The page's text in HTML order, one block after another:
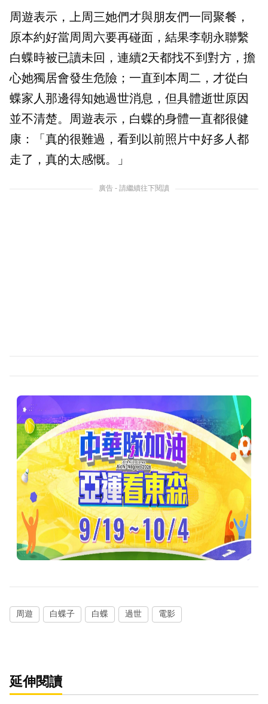
周遊表示，上周三她們才與朋友們一同聚餐，
原本約好當周周六要再碰面，結果李朝永聯繫
白蝶時被已讀未回，連續2天都找不到對方，擔
心她獨居會發生危險；一直到本周二，才從白
蝶家人那邊得知她過世消息，但具體逝世原因
並不清楚。周遊表示，白蝶的身體一直都很健
康：「真的很難過，看到以前照片中好多人都
走了，真的太感慨。」
廣告 - 請繼續往下閱讀
周遊 白蝶子 白蝶 過世 電影
延伸閱讀